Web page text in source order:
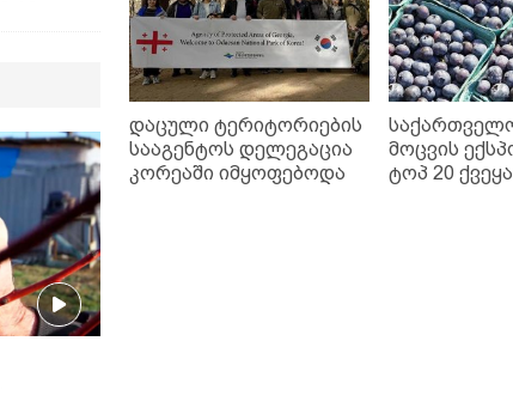
დაცული ტერიტორიების
სააგენტოს დელეგაცია
კორეაში იმყოფებოდა
მოცვის
ტოპ 20